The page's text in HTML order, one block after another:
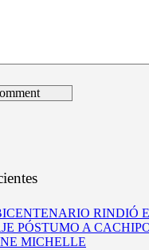
RINDIÓ
PÓSTUMO A
MICHELLE